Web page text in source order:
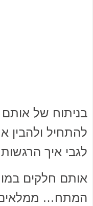
בניתוח של אותם
להתחיל ולהבין
לגבי איך
אותם חלקים
המתח…